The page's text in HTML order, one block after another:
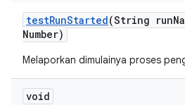
testRunStarted(String run
Number)
Melaporkan dimulainya proses
void